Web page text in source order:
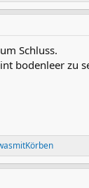
Schluss.
bodenleer zu